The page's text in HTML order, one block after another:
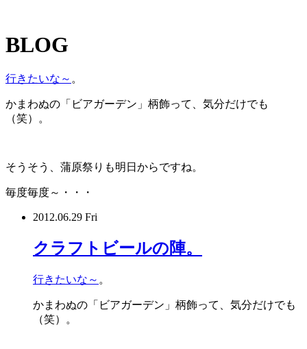
BLOG
行きたいな～ 。
かまわぬの「ビアガーデン」柄飾って、気分だけでも
（笑）。
そうそう、蒲原祭りも明日からですね。
毎度毎度～・・・
2012.06.29 Fri
クラフトビールの陣。
行きたいな～ 。
かまわぬの「ビアガーデン」柄飾って、気分だけでも
（笑）。